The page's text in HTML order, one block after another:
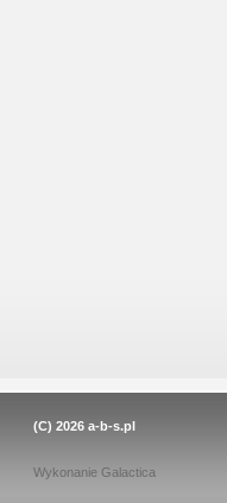
(C) 2026 a-b-s.pl
Wykonanie Galactica